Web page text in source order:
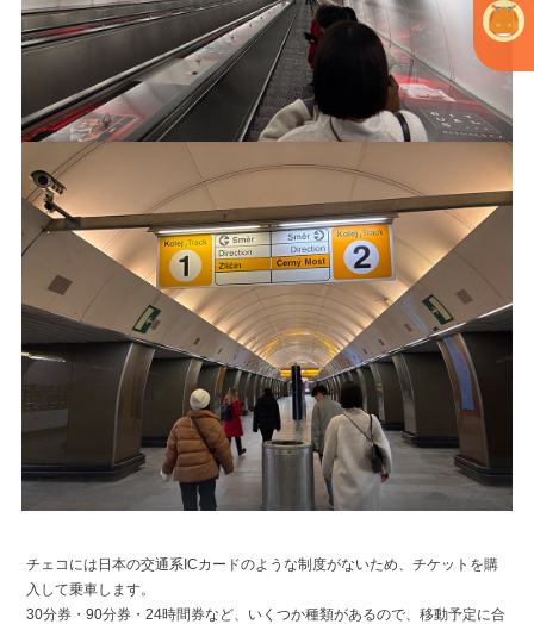
チェコには日本の交通系ICカードのような制度がないため、チケットを購
入して乗車します。
30分券・90分券・24時間券など、いくつか種類があるので、移動予定に合